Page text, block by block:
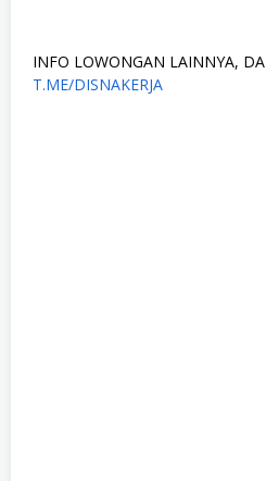
INFO LOWONGAN LAINNYA,
T.ME/DISNAKERJA